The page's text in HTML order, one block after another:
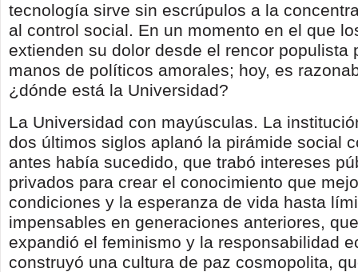
tecnología sirve sin escrúpulos a la
al control social. En un momento en el que
extienden su dolor desde el rencor populista
manos de políticos amorales; hoy, es
¿dónde está la Universidad?
La Universidad con mayúsculas. La
dos últimos siglos aplanó la pirámide social
antes había sucedido, que trabó intereses
privados para crear el conocimiento que
condiciones y la esperanza de vida hasta
impensables en generaciones anteriores,
expandió el feminismo y la responsabilidad
construyó una cultura de paz cosmopolita,